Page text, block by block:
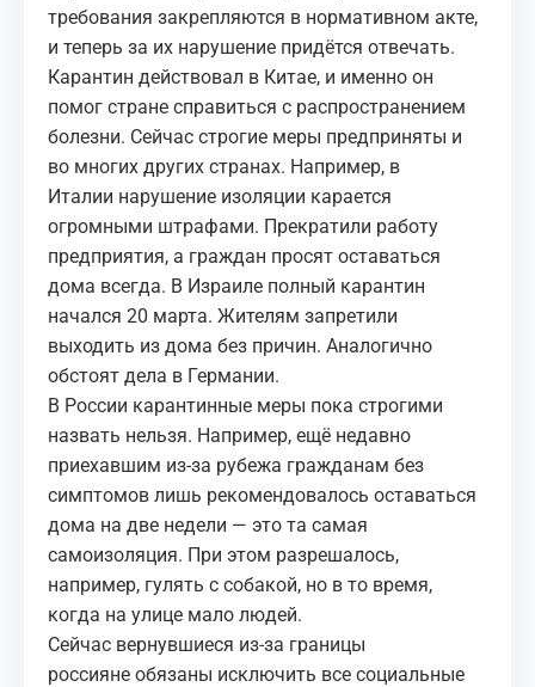
требования закрепляются в нормативном акте,
и теперь за их нарушение придётся отвечать.
Карантин действовал в Китае, и именно он
помог стране справиться с распространением
болезни. Сейчас строгие меры предприняты и
во многих других странах. Например, в
Италии нарушение изоляции карается
огромными штрафами. Прекратили работу
предприятия, а граждан просят оставаться
дома всегда. В Израиле полный карантин
начался 20 марта. Жителям запретили
выходить из дома без причин. Аналогично
обстоят дела в Германии.
В России карантинные меры пока строгими
назвать нельзя. Например, ещё недавно
приехавшим из‑за рубежа гражданам без
симптомов лишь рекомендовалось оставаться
дома на две недели — это та самая
самоизоляция. При этом разрешалось,
например, гулять с собакой, но в то время,
когда на улице мало людей.
Сейчас вернувшиеся из‑за границы
россияне обязаны исключить все социальные